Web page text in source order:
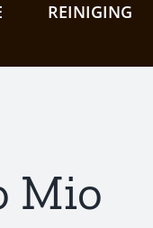
REINIGING
Mio